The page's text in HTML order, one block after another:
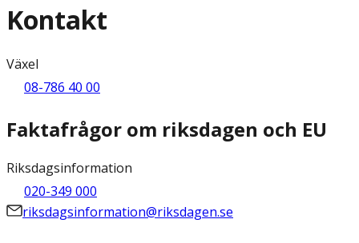
Kontakt
Växel
08-786 40 00
Faktafrågor om riksdagen och EU
Riksdagsinformation
020-349 000
riksdagsinformation@riksdagen.se